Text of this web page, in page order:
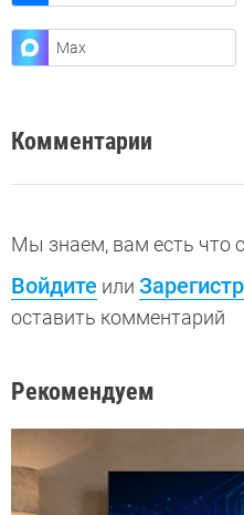
Max
Комментарии
Мы знаем, вам есть что
Войдите или
оставить комментарий
Рекомендуем